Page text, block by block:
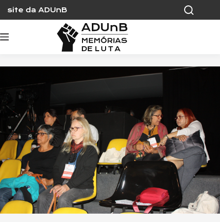
content
site da ADUnB